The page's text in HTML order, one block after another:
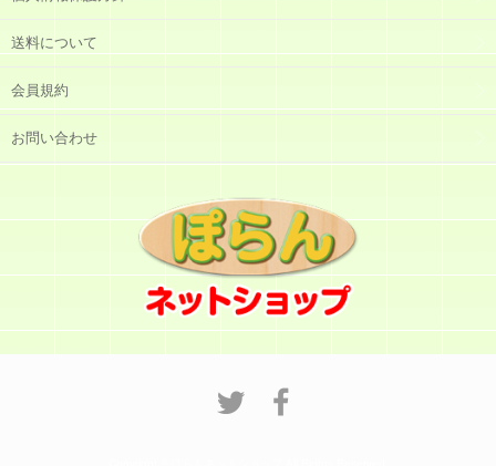
送料について
会員規約
お問い合わせ